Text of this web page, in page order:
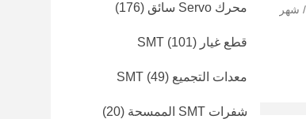
محرك Servo سائق (176)
قطع غيار SMT (101)
معدات التجميع SMT (49)
شفرات SMT الممسحة (20)